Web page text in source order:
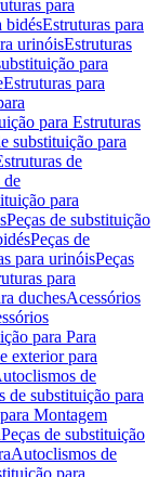
para
bidésEstruturas para
urinóisEstruturas
para
Estruturas para
para Estruturas
substituição para
de
de
para
Peças de substituição
Peças de
para urinóisPeças
para
duchesAcessórios
para Para
exterior para
de
de substituição para
Montagem
Peças de substituição
Autoclismos de
para